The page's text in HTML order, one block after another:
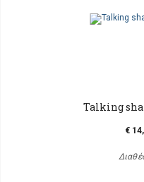
Talking
€